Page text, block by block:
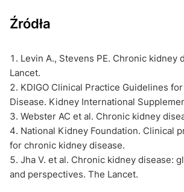
Źródła
Levin A., Stevens PE. Chronic kidney
Lancet.
KDIGO Clinical Practice Guidelines
Disease. Kidney International
Webster AC et al. Chronic kidney
National Kidney Foundation. Clinical
for chronic kidney disease.
Jha V. et al. Chronic kidney disease:
and perspectives. The Lancet.